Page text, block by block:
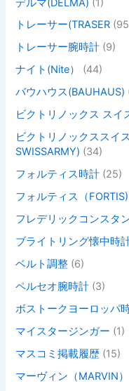
トレーサー(TRASER
トレーサー腕時計 (9)
ナイト(Nite）
(44)
バウハウス(BAUHAUS)
ビクトリノックス スイ
ビクトリノックススイ
SWISSARMY) (34)
フォルティス時計 (25)
フォルティス（FORTIS)
フレデリックコンスタ
ブライトリング懐中時
ベルト調整 (6)
ペルセオ腕時計 (3)
ボストークヨーロッパ
マイスタージンガー (1)
マスコミ掲載履歴 (15)
マーヴィン（MARVIN）